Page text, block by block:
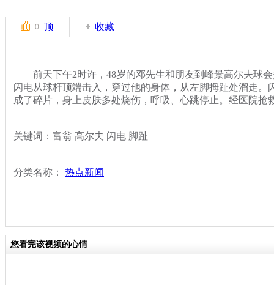
0 顶 收藏
前天下午2时许，48岁的邓先生和朋友到峰景高尔夫球会
闪电从球杆顶端击入，穿过他的身体，从左脚拇趾处溜走。
成了碎片，身上皮肤多处烧伤，呼吸、心跳停止。经医院抢
关键词：富翁 高尔夫 闪电 脚趾
分类名称： 热点新闻
您看完该视频的心情